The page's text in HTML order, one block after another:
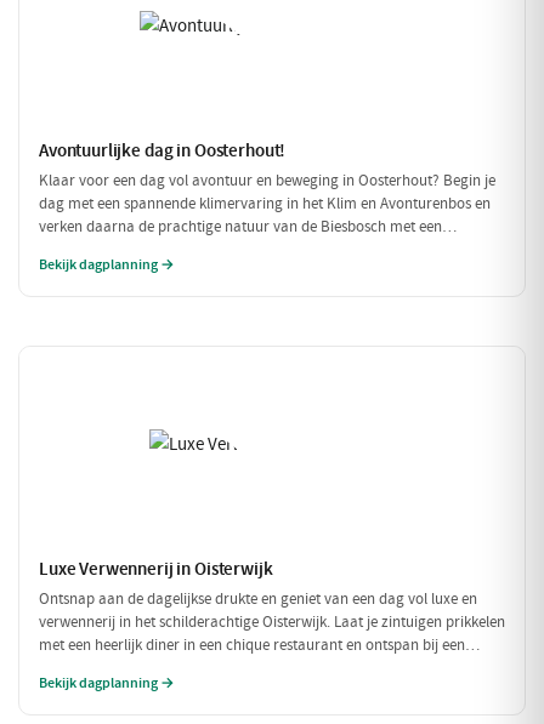
Avontuurlijke dag in Oosterhout!
Klaar voor een dag vol avontuur en beweging in Oosterhout? Begin je
dag met een spannende klimervaring in het Klim en Avonturenbos en
verken daarna de prachtige natuur van de Biesbosch met een
Natuurpoortcafé BOS & Co, waar je energie krijgt voor de volgende
Bekijk dagplanning →
Luxe Verwennerij in Oisterwijk
Ontsnap aan de dagelijkse drukte en geniet van een dag vol luxe en
verwennerij in het schilderachtige Oisterwijk. Laat je zintuigen prikkelen
met een heerlijk diner in een chique restaurant en ontspan bij een
in de watten te leggen.
Bekijk dagplanning →